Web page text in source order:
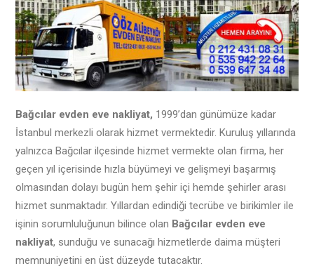
Bağcılar evden eve nakliyat, 1999’dan günümüze kadar
İstanbul merkezli olarak hizmet vermektedir. Kuruluş yıllarında
yalnızca Bağcılar ilçesinde hizmet vermekte olan firma, her
geçen yıl içerisinde hızla büyümeyi ve gelişmeyi başarmış
olmasından dolayı bugün hem şehir içi hemde şehirler arası
hizmet sunmaktadır. Yıllardan edindiği tecrübe ve birikimler ile
işinin sorumluluğunun bilince olan Bağcılar evden eve
nakliyat, sunduğu ve sunacağı hizmetlerde daima müşteri
memnuniyetini en üst düzeyde tutacaktır.